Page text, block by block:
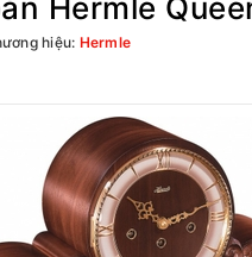
Hermle
hiệu: Hermle